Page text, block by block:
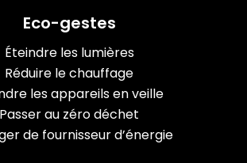
Eco-gestes
Éteindre les lumières
Réduire le chauffage
les appareils en veille
Passer au zéro déchet
de fournisseur d’énergie